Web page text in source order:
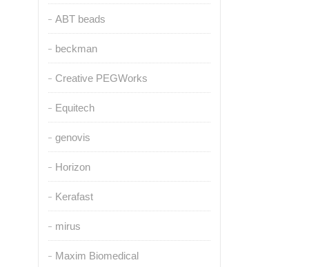
ABT beads
beckman
Creative PEGWorks
Equitech
genovis
Horizon
Kerafast
mirus
Maxim Biomedical